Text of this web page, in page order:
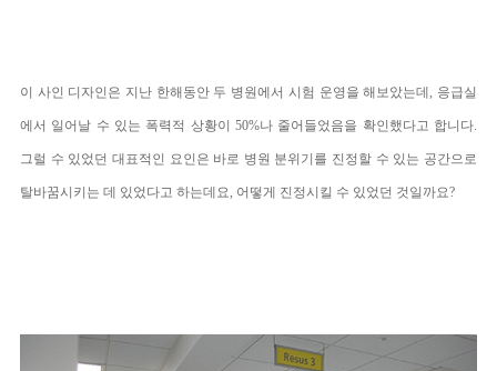
이 사인 디자인은 지난 한해동안 두 병원에서 시험 운영을 해보았는데, 응급실
에서 일어날 수 있는 폭력적 상황이 50%나 줄어들었음을 확인했다고 합니다.
그럴 수 있었던 대표적인 요인은 바로 병원 분위기를 진정할 수 있는 공간으로
탈바꿈시키는 데 있었다고 하는데요, 어떻게 진정시킬 수 있었던 것일까요?